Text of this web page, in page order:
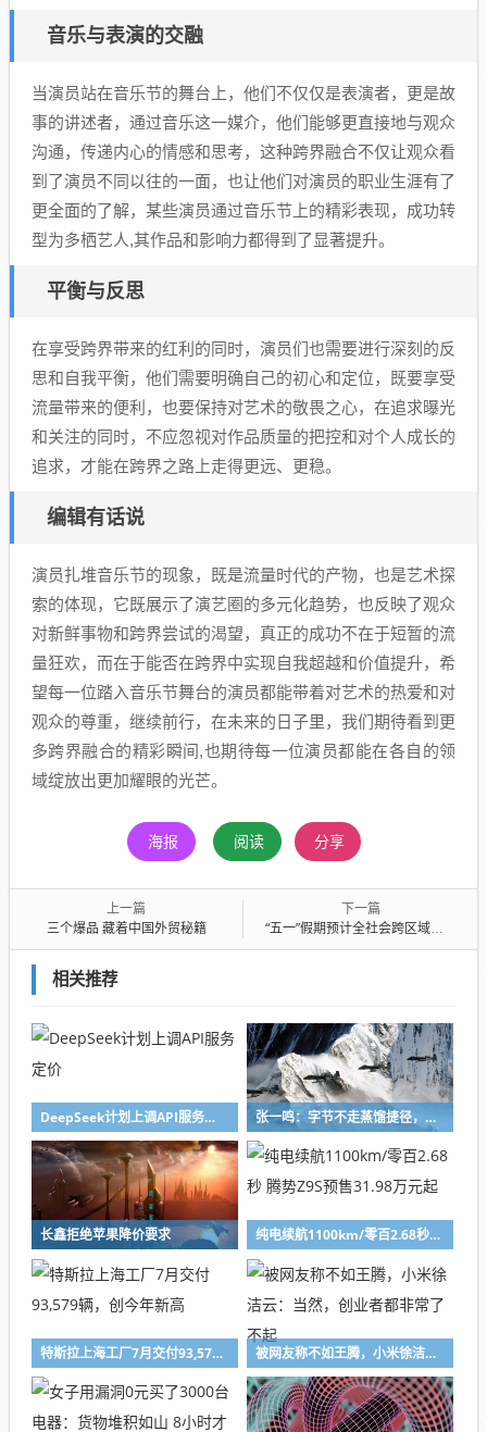
音乐与表演的交融
当演员站在音乐节的舞台上，他们不仅仅是表演者，更是故
事的讲述者，通过音乐这一媒介，他们能够更直接地与观众
沟通，传递内心的情感和思考，这种跨界融合不仅让观众看
到了演员不同以往的一面，也让他们对演员的职业生涯有了
更全面的了解，某些演员通过音乐节上的精彩表现，成功转
型为多栖艺人,其作品和影响力都得到了显著提升。
平衡与反思
在享受跨界带来的红利的同时，演员们也需要进行深刻的反
思和自我平衡，他们需要明确自己的初心和定位，既要享受
流量带来的便利，也要保持对艺术的敬畏之心，在追求曝光
和关注的同时，不应忽视对作品质量的把控和对个人成长的
追求，才能在跨界之路上走得更远、更稳。
编辑有话说
演员扎堆音乐节的现象，既是流量时代的产物，也是艺术探
索的体现，它既展示了演艺圈的多元化趋势，也反映了观众
对新鲜事物和跨界尝试的渴望，真正的成功不在于短暂的流
量狂欢，而在于能否在跨界中实现自我超越和价值提升，希
望每一位踏入音乐节舞台的演员都能带着对艺术的热爱和对
观众的尊重，继续前行，在未来的日子里，我们期待看到更
多跨界融合的精彩瞬间,也期待每一位演员都能在各自的领
域绽放出更加耀眼的光芒。
海报 阅读 分享
上一篇
三个爆品 藏着中国外贸秘籍
下一篇
“五一”假期预计全社会跨区域人员流动量累计14.67亿人次
相关推荐
DeepSeek计划上调API服务定价 张一鸣：字节不走蒸馏捷径，愿为长远目标牺牲短期利益
长鑫拒绝苹果降价要求 纯电续航1100km/零百2.68秒 腾势Z9S预售31.98万元起
特斯拉上海工厂7月交付93,579辆，创今年新高 被网友称不如王腾，小米徐洁云：当然，创业者都非常了不起